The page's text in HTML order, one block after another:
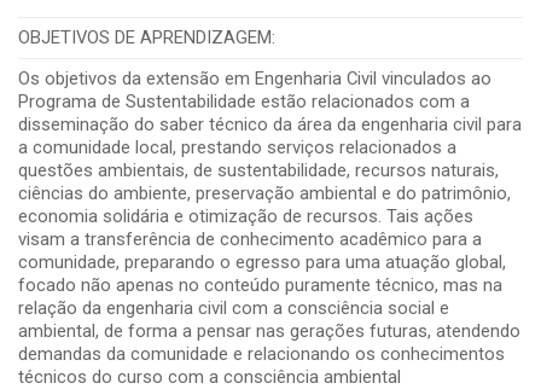
OBJETIVOS DE APRENDIZAGEM:
Os objetivos da extensão em Engenharia Civil vinculados ao
Programa de Sustentabilidade estão relacionados com a
disseminação do saber técnico da área da engenharia civil para
a comunidade local, prestando serviços relacionados a
questões ambientais, de sustentabilidade, recursos naturais,
ciências do ambiente, preservação ambiental e do patrimônio,
economia solidária e otimização de recursos. Tais ações
visam a transferência de conhecimento acadêmico para a
comunidade, preparando o egresso para uma atuação global,
focado não apenas no conteúdo puramente técnico, mas na
relação da engenharia civil com a consciência social e
ambiental, de forma a pensar nas gerações futuras, atendendo
demandas da comunidade e relacionando os conhecimentos
técnicos do curso com a consciência ambiental